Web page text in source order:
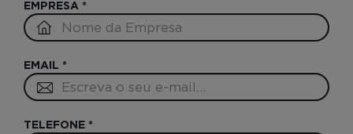
EMPRESA *
EMAIL *
TELEFONE *